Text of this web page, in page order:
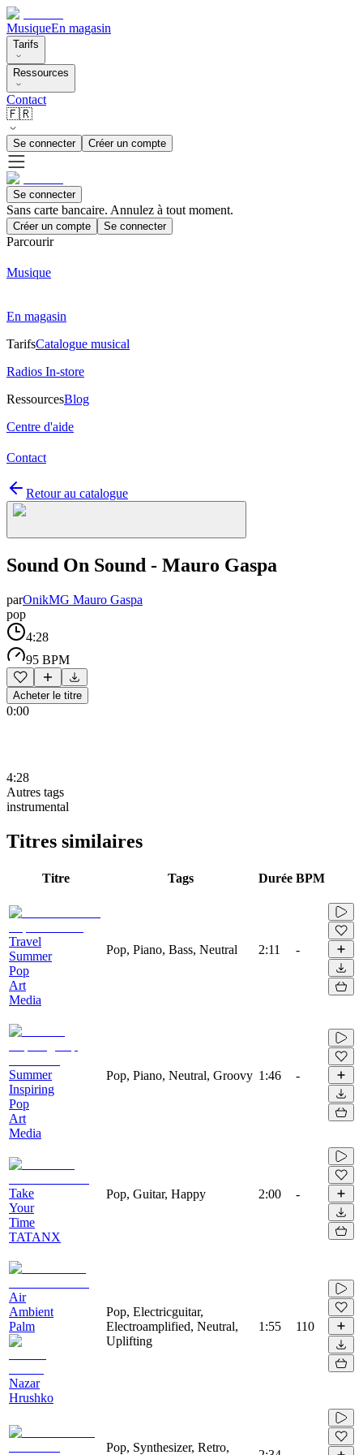
MusiqueEn magasin
Tarifs
Ressources
Contact
🇫🇷
Se connecter Créer un compte
Se connecter
Sans carte bancaire. Annulez à tout moment.
Créer un compte Se connecter
Parcourir
Musique
En magasin
TarifsCatalogue musical
Radios In-store
RessourcesBlog
Centre d'aide
Contact
Retour au catalogue
Sound On Sound - Mauro Gaspa
parOnikMG Mauro Gaspa
pop
4:28
95 BPM
Acheter le titre
0:00
4:28
Autres tags
instrumental
Titres similaires
Titre Tags Durée BPM
Travel
Summer
Pop
Art
Media
Pop, Piano, Bass, Neutral 2:11 -
Summer
Inspiring
Pop
Art
Media
Pop, Piano, Neutral, Groovy 1:46 -
Take
Your
Time
TATANX
Pop, Guitar, Happy 2:00 -
Air
Ambient
Palm
Nazar
Hrushko
Pop, Electricguitar,
Electroamplified, Neutral,
Uplifting
1:55 110
Pop, Synthesizer, Retro,